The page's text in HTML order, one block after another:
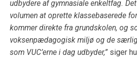
udbydere af gymnasiale enkeltfag.
volumen at oprette klassebaserede
kommer direkte fra grundskolen, og
voksenpædagogisk miljø og de
som VUC’erne i dag udbyder,” siger